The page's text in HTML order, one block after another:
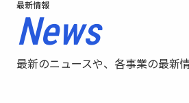
最新情報
News
最新のニュースや、各事業の最新